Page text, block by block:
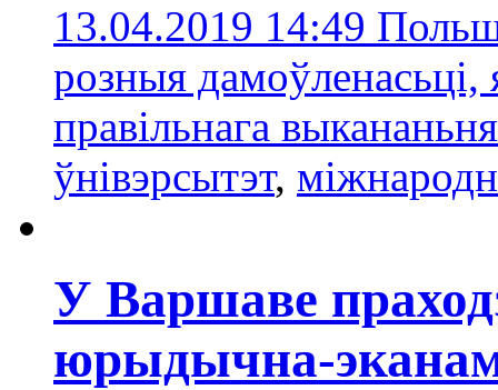
13.04.2019 14:49
розныя дамоўленасьці,
правільнага
ўнівэрсытэт,
У Варшаве
юрыдычна-